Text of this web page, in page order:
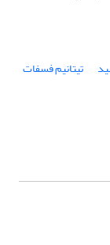
تیتانیم فسفات